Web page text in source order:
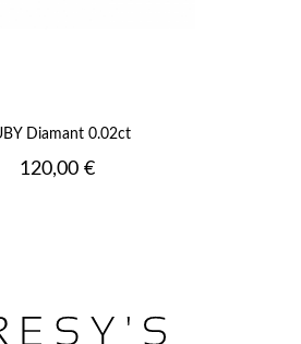
Diamant 0.02ct
Prix
120,00 €